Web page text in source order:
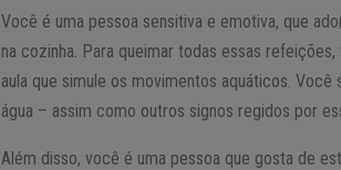
Você é uma pessoa sensitiva e emotiva, que
na cozinha. Para queimar todas essas
aula que simule os movimentos aquáticos.
água – assim como outros signos regidos por
Além disso, você é uma pessoa que gosta de